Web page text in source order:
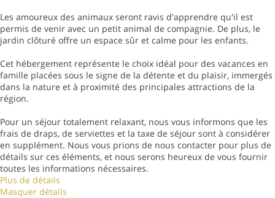
Les amoureux des animaux seront ravis d'apprendre qu'il est
permis de venir avec un petit animal de compagnie. De plus, le
jardin clôturé offre un espace sûr et calme pour les enfants.
Cet hébergement représente le choix idéal pour des vacances en
famille placées sous le signe de la détente et du plaisir, immergés
dans la nature et à proximité des principales attractions de la
région.
Pour un séjour totalement relaxant, nous vous informons que les
frais de draps, de serviettes et la taxe de séjour sont à considérer
en supplément. Nous vous prions de nous contacter pour plus de
détails sur ces éléments, et nous serons heureux de vous fournir
toutes les informations nécessaires.
Plus de détails
Masquer détails